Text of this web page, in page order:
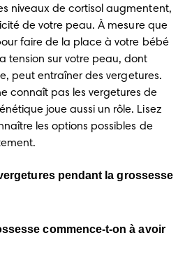
niveaux de cortisol augmentent,
de votre peau. À mesure que
faire de la place à votre bébé
tension sur votre peau, dont
peut entraîner des vergetures.
connaît pas les vergetures de
joue aussi un rôle. Lisez
les options possibles de
pendant la grossesse
commence-t-on à avoir